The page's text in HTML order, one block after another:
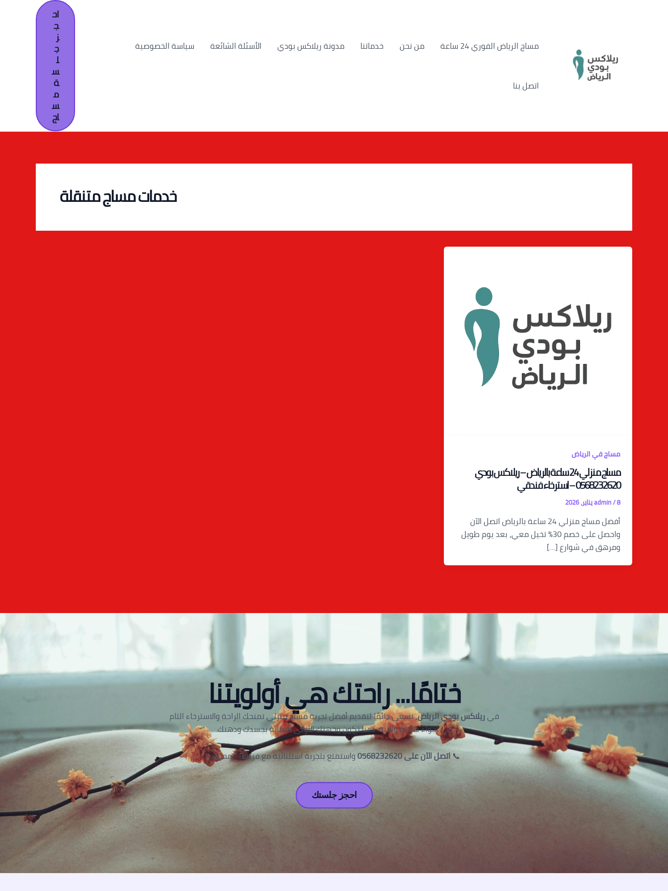
مساج الرياض الفوري 24 ساعة
من نحن خدماتنا مدونة ريلاكس بودي الأسئلة الشائعة سياسة الخصوصية
اتصل بنا
اح
ج
ز
ج
ل
س
ة
م
س
اج
خدمات مساج متنقلة
مساج في الرياض
مساج منزلي 24 ساعة بالرياض – ريلاكس بودي
0568232620 – استرخاء فندقي
admin/8 يناير، 2026
أفضل مساج منزلي 24 ساعة بالرياض اتصل الآن
واحصل على خصم 30% تخيل معي، بعد يوم طويل
ومرهق في شوارع […]
ختامًا... راحتك هي أولويتنا فيريلاكس بودي الرياض، نسعى دائمًا لتقديم أفضل تجربة مساج منزلي تمنحك الراحة والاسترخاء التام
في أجواء هادئة وآمنة. دعنا نكون وجهتك الأولى للعناية بجسدك وذهنك.
📞اتصل الآن على 0568232620 واستمتع بتجربة استثنائية مع فريقنا المحترف.
احجز جلستك